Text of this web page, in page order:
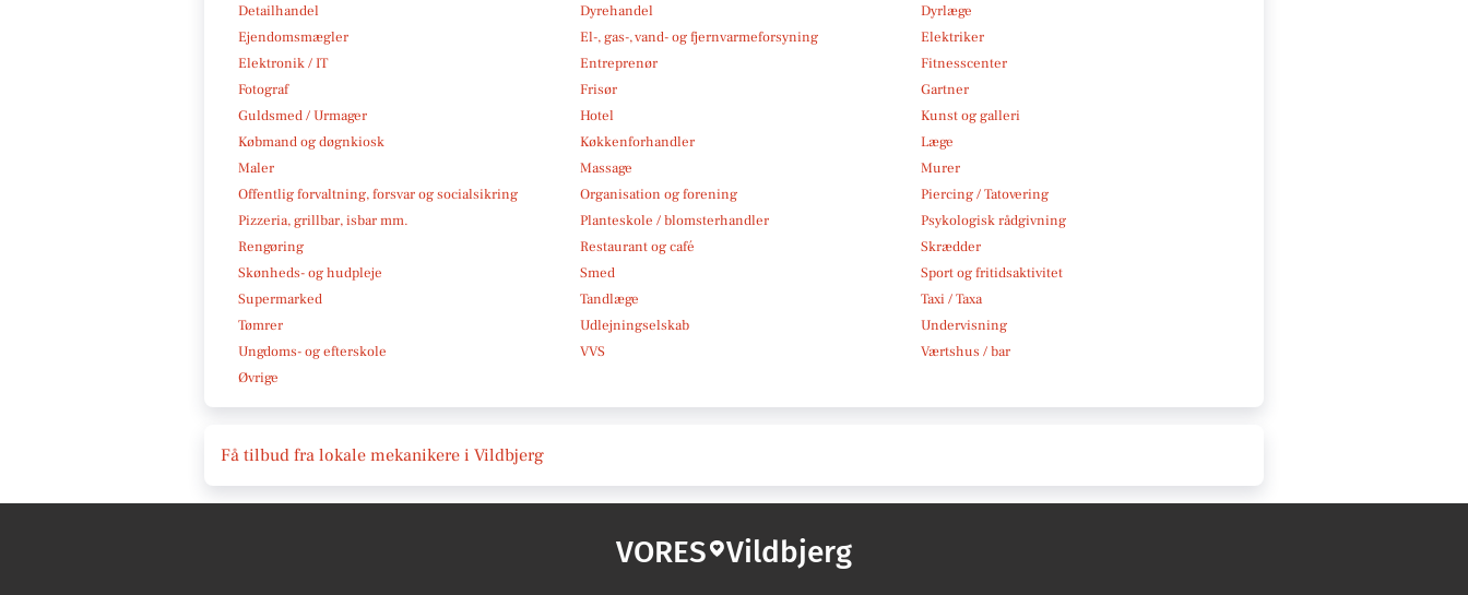
Detailhandel
Dyrehandel
Dyrlæge
Ejendomsmægler
El-, gas-, vand- og fjernvarmeforsyning
Elektriker
Elektronik / IT
Entreprenør
Fitnesscenter
Fotograf
Frisør
Gartner
Guldsmed / Urmager
Hotel
Kunst og galleri
Købmand og døgnkiosk
Køkkenforhandler
Læge
Maler
Massage
Murer
Offentlig forvaltning, forsvar og socialsikring
Organisation og forening
Piercing / Tatovering
Pizzeria, grillbar, isbar mm.
Planteskole / blomsterhandler
Psykologisk rådgivning
Rengøring
Restaurant og café
Skrædder
Skønheds- og hudpleje
Smed
Sport og fritidsaktivitet
Supermarked
Tandlæge
Taxi / Taxa
Tømrer
Udlejningselskab
Undervisning
Ungdoms- og efterskole
VVS
Værtshus / bar
Øvrige
Få tilbud fra lokale mekanikere i Vildbjerg
VORES Vildbjerg